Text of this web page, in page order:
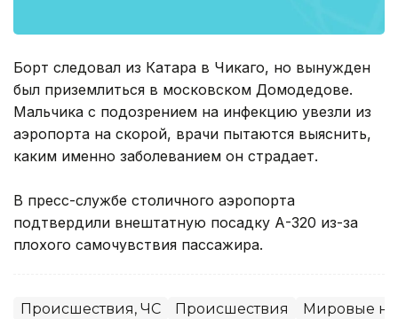
Борт следовал из Катара в Чикаго, но вынужден
был приземлиться в московском Домодедове.
Мальчика с подозрением на инфекцию увезли из
аэропорта на скорой, врачи пытаются выяснить,
каким именно заболеванием он страдает.
В пресс-службе столичного аэропорта
подтвердили внештатную посадку А-320 из-за
плохого самочувствия пассажира.
Происшествия, ЧС Происшествия Мировые